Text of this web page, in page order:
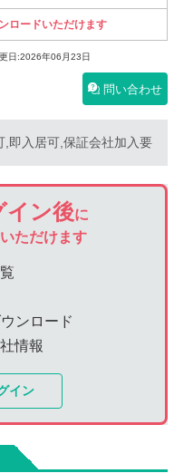
ロードいただけます
日:2026年06月23日
問い合わせ
,即入居可,保証会社加入要
イン後に
ただけます
ンロード
情報
イン